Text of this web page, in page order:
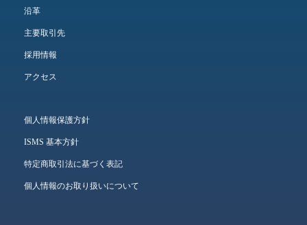
沿革
主要取引先
採用情報
アクセス
個人情報保護方針
ISMS 基本方針
特定商取引法に基づく表記
個人情報のお取り扱いについて